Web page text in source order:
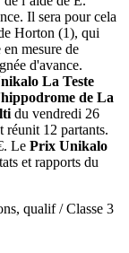
Il sera pour cela
Horton (1), qui
mesure de
d'avance.
La Teste
hippodrome de La
du vendredi 26
réunit 12 partants.
Le Prix Unikalo
et rapports du
qualif / Classe 3